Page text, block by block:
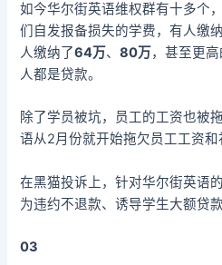
如今华尔街英语维权群有十多个
们自发报备损失的学费，有人缴
人缴纳了64万、80万，甚至更
人都是贷款。
除了学员被坑，员工的工资也被
语从2月份就开始拖欠员工工资和
在黑猫投诉上，针对华尔街英语
为违约不退款、诱导学生大额贷
03